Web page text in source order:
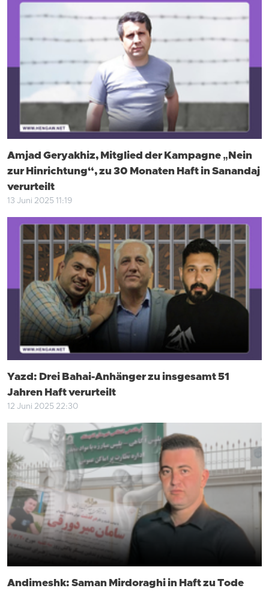
Amjad Geryakhiz, Mitglied der Kampagne „Nein
zur Hinrichtung“, zu 30 Monaten Haft in Sanandaj
verurteilt
13 Juni 2025 11:19
Yazd: Drei Bahai-Anhänger zu insgesamt 51
Jahren Haft verurteilt
12 Juni 2025 22:30
Andimeshk: Saman Mirdoraghi in Haft zu Tode